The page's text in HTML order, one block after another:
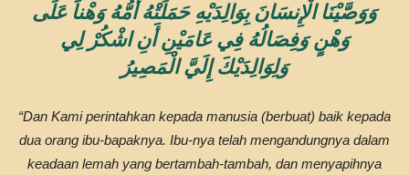
وَوَصَّيْنَا الْإِنسَانَ بِوَالِدَيْهِ حَمَلَتْهُ أُمُّهُ وَهْناً عَلَى
وَهْنٍ وَفِصَالُهُ فِي عَامَيْنِ أَنِ اشْكُرْ لِي
وَلِوَالِدَيْكَ إِلَيَّ الْمَصِيرُ
“Dan Kami perintahkan kepada manusia (berbuat) baik kepada
dua orang ibu-bapaknya. Ibu-nya telah mengandungnya dalam
keadaan lemah yang bertambah-tambah, dan menyapihnya